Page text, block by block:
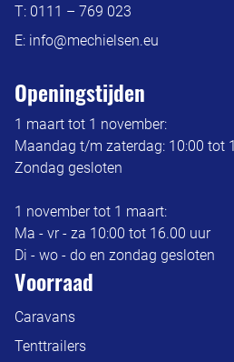
T: 0111 – 769 023
E: info@mechielsen.eu
Openingstijden
1 maart tot 1 november:
Maandag t/m zaterdag: 10:00 tot
Zondag gesloten
1 november tot 1 maart:
Ma - vr - za 10:00 tot 16.00 uur
Di - wo - do en zondag gesloten
Voorraad
Caravans
Tenttrailers